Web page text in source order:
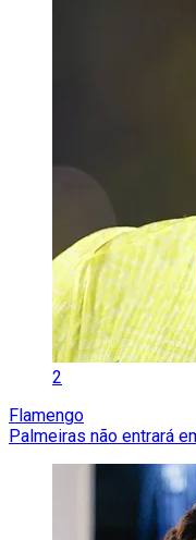
2
Flamengo
Palmeiras não entrará